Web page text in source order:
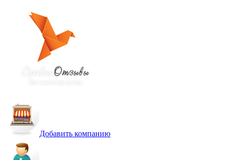
Добавить компанию